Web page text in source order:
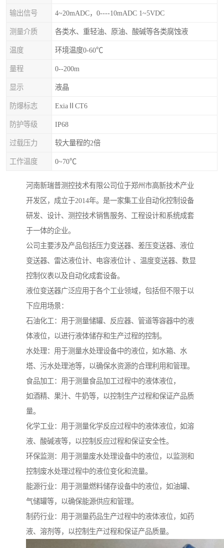
输出信号 4~20mADC，0----10mADC 1~5VDC
测量介质 各类水、重轻油、原油、酸碱等各类腐蚀液
温度 环境温度0-60℃
量程 0--200m
显示 液晶
防爆标志 ExiaⅡCT6
防护等级 IP68
过载压力 较大量程的2倍
工作温度 0~70℃
河南新瑞普测控技术有限公司位于郑州市高新技术产业
开发区，成立于2014年。是一家集工业自动化控制设备
研发、设计、测控技术销售服务、工程设计和系统成套
于一体的企业。
公司主要涉及产品包括压力变送器、差压变送器、液位
变送器、雷达液位计、电容液位计 、温度变送器、数显
控制仪表以及自动化成套设备。
液位变送器广泛应用于各个工业领域，包括但不限于以
下应用场景：
石油化工：用于测量储罐、反应器、管道等容器中的液
体液位，以进行液体储存和生产过程的控制。
水处理：用于测量水处理设备中的液位，如水箱、水
塔、污水处理池等，以确保水资源的合理利用和管理。
食品加工：用于测量食品加工过程中的液体液位，
如酒精、果汁、牛奶等，以控制生产过程和保证产品质
量。
化学工业：用于测量化学反应过程中的液体液位，如溶
液、酸碱液等，以控制反应过程和保证安全性。
环保监测：用于测量废水处理设备中的液位，以监测和
控制废水处理过程中的液位变化和流量。
能源行业：用于测量燃料储存设备中的液位，如油罐、
气储罐等，以确保能源供应和管理。
制药行业：用于测量药品生产过程中的液体液位，如药
液、溶剂等，以控制生产过程和保证产品质量。